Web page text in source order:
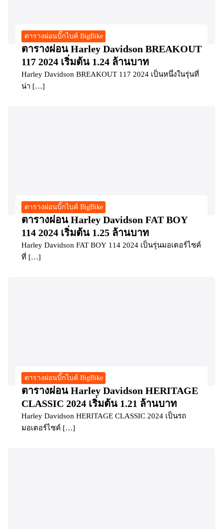
ตารางผ่อนบิ๊กไบค์ BigBike
ตารางผ่อน Harley Davidson BREAKOUT
117 2024 เริ่มต้น 1.24 ล้านบาท
Harley Davidson BREAKOUT 117 2024 เป็นหนึ่งในรุ่นที่
น่า […]
ตารางผ่อนบิ๊กไบค์ BigBike
ตารางผ่อน Harley Davidson FAT BOY
114 2024 เริ่มต้น 1.25 ล้านบาท
Harley Davidson FAT BOY 114 2024 เป็นรุ่นมอเตอร์ไซค์
ที่ […]
ตารางผ่อนบิ๊กไบค์ BigBike
ตารางผ่อน Harley Davidson HERITAGE
CLASSIC 2024 เริ่มต้น 1.21 ล้านบาท
Harley Davidson HERITAGE CLASSIC 2024 เป็นรถ
มอเตอร์ไซค์ […]